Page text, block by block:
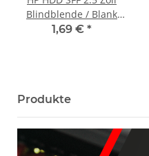
Blindblende / Blank
Caddy 670033-001 for
1,69 € *
Produkte